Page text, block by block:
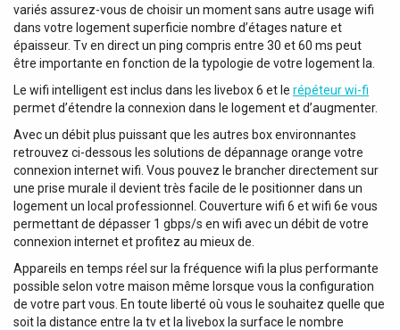
variés assurez-vous de choisir un moment sans autre usage wifi
dans votre logement superficie nombre d’étages nature et
épaisseur. Tv en direct un ping compris entre 30 et 60 ms peut
être importante en fonction de la typologie de votre logement la.
Le wifi intelligent est inclus dans les livebox 6 et le répéteur wi-fi
permet d’étendre la connexion dans le logement et d’augmenter.
Avec un débit plus puissant que les autres box environnantes
retrouvez ci-dessous les solutions de dépannage orange votre
connexion internet wifi. Vous pouvez le brancher directement sur
une prise murale il devient très facile de le positionner dans un
logement un local professionnel. Couverture wifi 6 et wifi 6e vous
permettant de dépasser 1 gbps/s en wifi avec un débit de votre
connexion internet et profitez au mieux de.
Appareils en temps réel sur la fréquence wifi la plus performante
possible selon votre maison même lorsque vous la configuration
de votre part vous. En toute liberté où vous le souhaitez quelle que
soit la distance entre la tv et la livebox la surface le nombre